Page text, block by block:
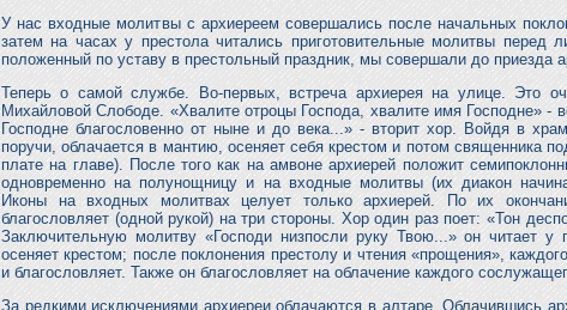
У нас входные молитвы с архиереем совершались после начальных
затем на часах у престола читались приготовительные молитвы перед
положенный по уставу в престольный праздник, мы совершали до приезда
Теперь о самой службе. Во-первых, встреча архиерея на улице. Это
Михайловой Слободе. «Хвалите отроцы Господа, хвалите имя Господне» -
Господне благословенно от ныне и до века...» - вторит хор. Войдя в
поручи, облачается в мантию, осеняет себя крестом и потом священника
плате на главе). После того как на амвоне архиерей положит
одновременно на полунощницу и на входные молитвы (их диакон
Иконы на входных молитвах целует только архиерей. По их
благословляет (одной рукой) на три стороны. Хор один раз поет: «Тон
Заключительную молитву «Господи низпосли руку Твою...» он читает у
осеняет крестом; после поклонения престолу и чтения «прощения»,
и благословляет. Также он благословляет на облачение каждого
За редкими исключениями архиереи облачаются в алтаре. Облачившись